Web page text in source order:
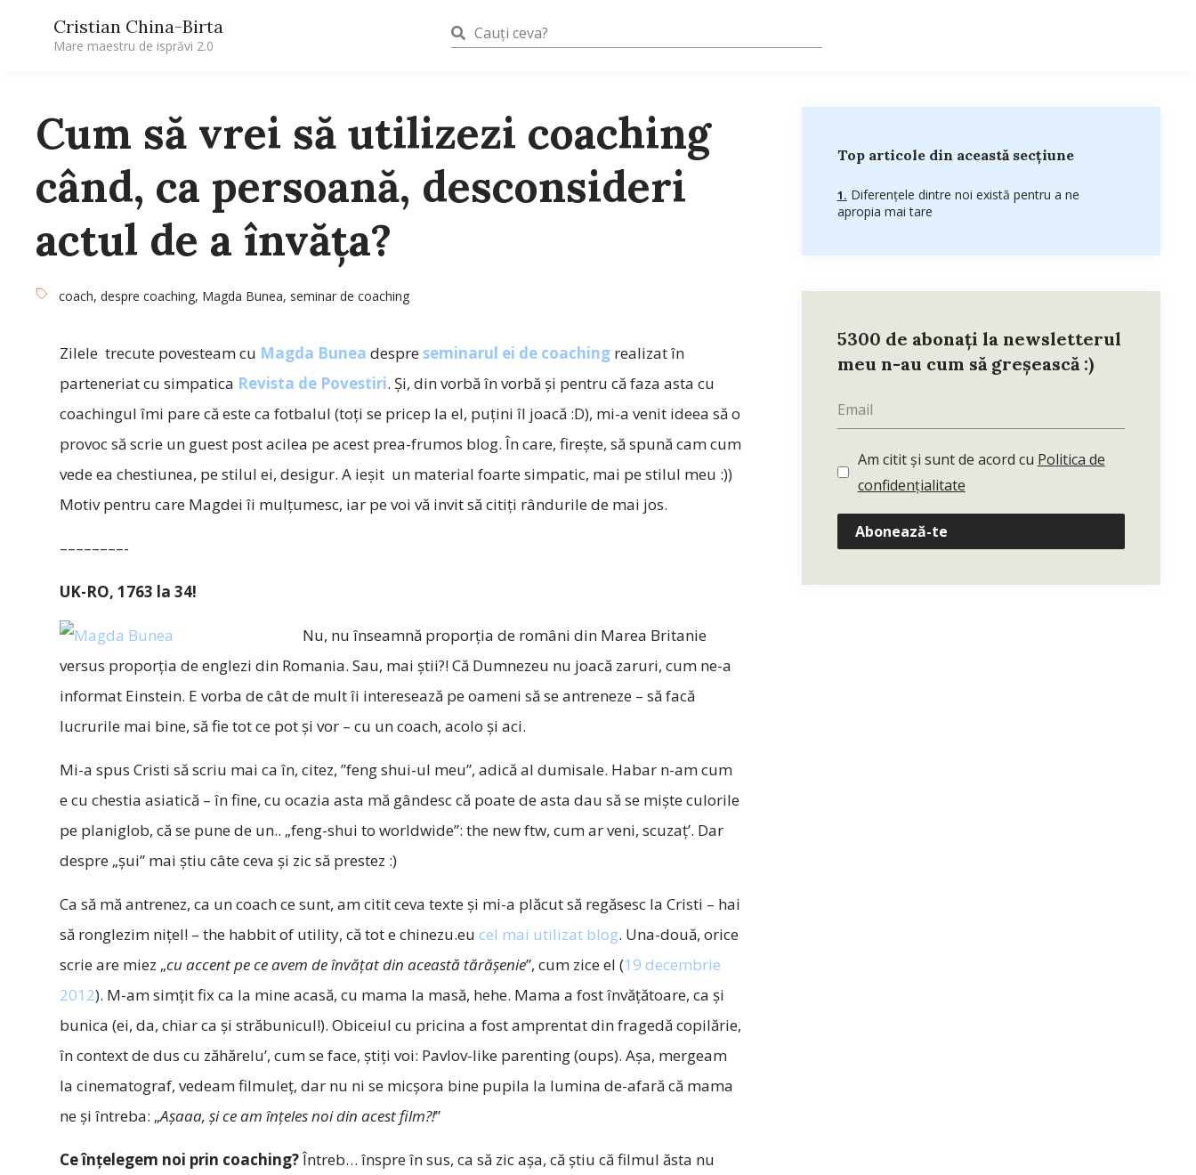
Cristian China-Birta
Mare maestru de isprăvi 2.0
Cum să vrei să utilizezi coaching
când, ca persoană, desconsideri
actul de a învăţa?
coach, despre coaching, Magda Bunea, seminar de coaching
Zilele trecute povesteam cu Magda Bunea despre seminarul ei de coachingrealizat în
parteneriat cu simpatica Revista de Povestiri. Şi, din vorbă în vorbă şi pentru că faza asta cu
coachingul îmi pare că este ca fotbalul (toţi se pricep la el, puţini îl joacă :D), mi-a venit ideea să o
provoc să scrie un guest post acilea pe acest prea-frumos blog. În care, fireşte, să spună cam cum
vede ea chestiunea, pe stilul ei, desigur. A ieşit un material foarte simpatic, mai pe stilul meu :))
Motiv pentru care Magdei îi mulţumesc, iar pe voi vă invit să citiţi rândurile de mai jos.
––––––––-
UK-RO, 1763 la 34!
Nu, nu înseamnă proporţia de români din Marea Britanie
versus proporţia de englezi din Romania. Sau, mai ştii?! Că Dumnezeu nu joacă zaruri, cum ne-a
informat Einstein. E vorba de cât de mult îi interesează pe oameni să se antreneze – să facă
lucrurile mai bine, să fie tot ce pot şi vor – cu un coach, acolo şi aci.
Mi-a spus Cristi să scriu mai ca în, citez, ”feng shui-ul meu”, adică al dumisale. Habar n-am cum
e cu chestia asiatică – în fine, cu ocazia asta mă gândesc că poate de asta dau să se mişte culorile
pe planiglob, că se pune de un.. „feng-shui to worldwide”: the new ftw, cum ar veni, scuzaţ’. Dar
despre „şui” mai ştiu câte ceva şi zic să prestez :)
Ca să mă antrenez, ca un coach ce sunt, am citit ceva texte şi mi-a plăcut să regăsesc la Cristi – hai
să ronglezim niţel! – the habbit of utility, că tot e chinezu.eu cel mai utilizat blog. Una-două, orice
scrie are miez „cu accent pe ce avem de învăţat din această tărăşenie”, cum zice el (19 decembrie
2012). M-am simţit fix ca la mine acasă, cu mama la masă, hehe. Mama a fost învăţătoare, ca şi
bunica (ei, da, chiar ca şi străbunicul!). Obiceiul cu pricina a fost amprentat din fragedă copilărie,
în context de dus cu zăhărelu’, cum se face, ştiţi voi: Pavlov-like parenting (oups). Aşa, mergeam
la cinematograf, vedeam filmuleţ, dar nu ni se micşora bine pupila la lumina de-afară că mama
ne şi întreba: „Aşaaa, şi ce am înţeles noi din acest film?!”
Ce înţelegem noi prin coaching?Întreb… înspre în sus, ca să zic aşa, că ştiu că filmul ăsta nu
Top articole din această secțiune
Diferențele dintre noi există pentru a ne
apropia mai tare
5300 de abonați la newsletterul
meu n-au cum să greșească :)
Am citit și sunt de acord cu Politica de
confidențialitate
Abonează-te